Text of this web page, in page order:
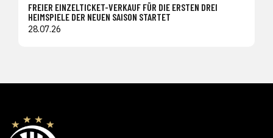
FREIER EINZELTICKET-VERKAUF FÜR DIE ERSTEN DREI
HEIMSPIELE DER NEUEN SAISON STARTET
28.07.26